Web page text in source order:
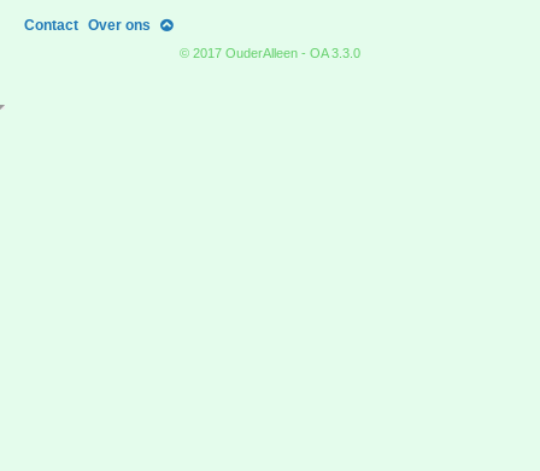
Contact Over ons
© 2017 OuderAlleen - OA 3.3.0